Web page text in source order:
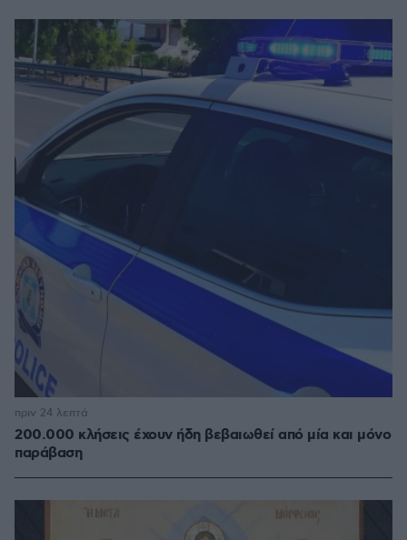
200.000 κλήσεις έχουν ήδη βεβαιωθεί από μία και μόνο
παράβαση
πριν 24 λεπτά